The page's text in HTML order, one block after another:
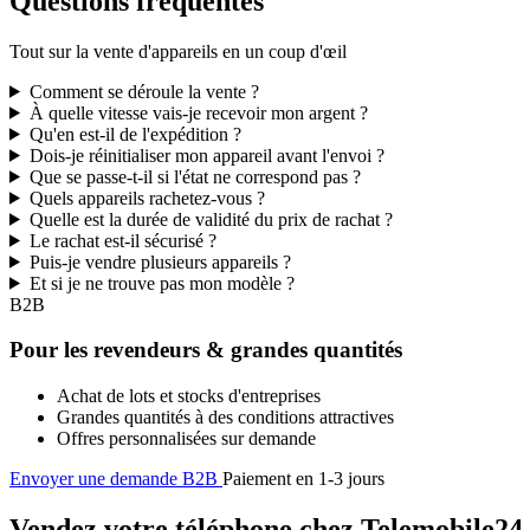
Tout sur la vente d'appareils en un coup d'œil
Comment se déroule la vente ?
À quelle vitesse vais-je recevoir mon argent ?
Qu'en est-il de l'expédition ?
Dois-je réinitialiser mon appareil avant l'envoi ?
Que se passe-t-il si l'état ne correspond pas ?
Quels appareils rachetez-vous ?
Quelle est la durée de validité du prix de rachat ?
Le rachat est-il sécurisé ?
Puis-je vendre plusieurs appareils ?
Et si je ne trouve pas mon modèle ?
B2B
Pour les revendeurs & grandes quantités
Achat de lots et stocks d'entreprises
Grandes quantités à des conditions attractives
Offres personnalisées sur demande
Envoyer une demande B2B Paiement en 1-3 jours